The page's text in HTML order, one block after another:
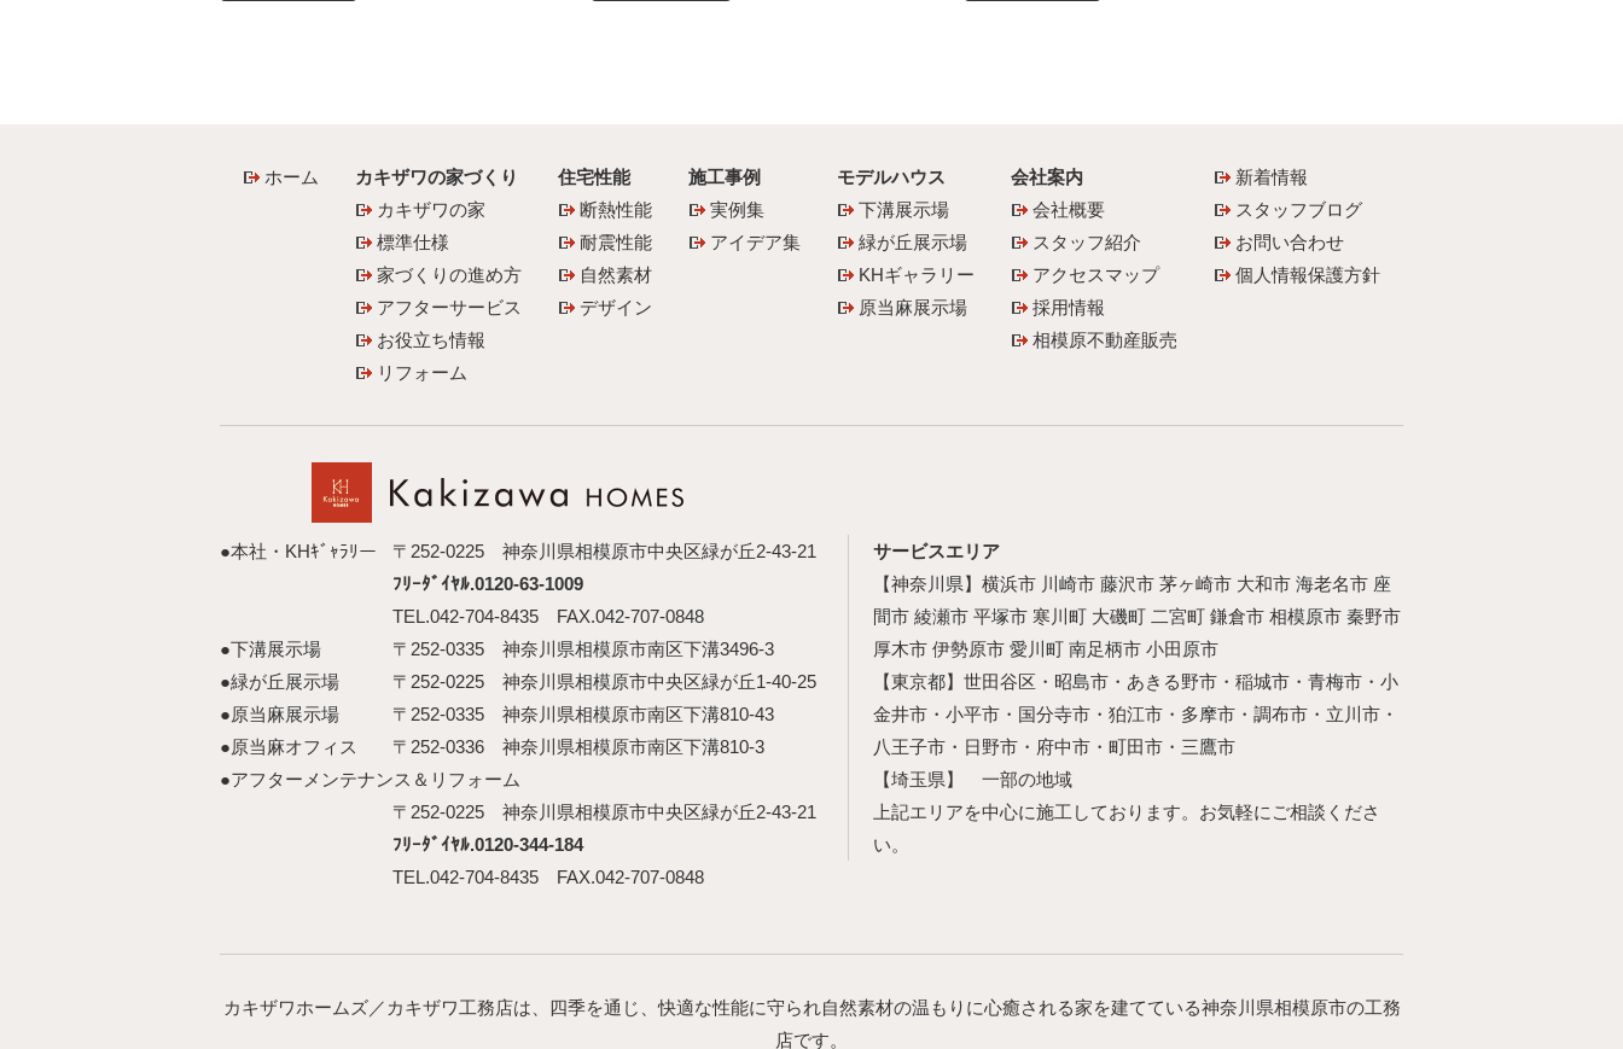
ホーム
カキザワの家づくり
カキザワの家
標準仕様
家づくりの進め方
アフターサービス
お役立ち情報
リフォーム
住宅性能
断熱性能
耐震性能
自然素材
デザイン
施工事例
実例集
アイデア集
モデルハウス
下溝展示場
緑が丘展示場
KHギャラリー
原当麻展示場
会社案内
会社概要
スタッフ紹介
アクセスマップ
採用情報
相模原不動産販売
新着情報
スタッフブログ
お問い合わせ
個人情報保護方針
●本社・KHｷﾞｬﾗﾘー
〒252-0225 神奈川県相模原市中央区緑が丘2-43-21
ﾌﾘｰﾀﾞｲﾔﾙ.0120-63-1009
TEL.042-704-8435 FAX.042-707-0848
●下溝展示場
〒252-0335 神奈川県相模原市南区下溝3496-3
●緑が丘展示場
〒252-0225 神奈川県相模原市中央区緑が丘1-40-25
●原当麻展示場
〒252-0335 神奈川県相模原市南区下溝810-43
●原当麻オフィス
〒252-0336 神奈川県相模原市南区下溝810-3
●アフターメンテナンス＆リフォーム
〒252-0225 神奈川県相模原市中央区緑が丘2-43-21
ﾌﾘｰﾀﾞｲﾔﾙ.0120-344-184
TEL.042-704-8435 FAX.042-707-0848
サービスエリア
【神奈川県】横浜市 川崎市 藤沢市 茅ヶ崎市 大和市 海老名市 座
間市 綾瀬市 平塚市 寒川町 大磯町 二宮町 鎌倉市 相模原市 秦野市
厚木市 伊勢原市 愛川町 南足柄市 小田原市
【東京都】世田谷区・昭島市・あきる野市・稲城市・青梅市・小
金井市・小平市・国分寺市・狛江市・多摩市・調布市・立川市・
八王子市・日野市・府中市・町田市・三鷹市
【埼玉県】 一部の地域
上記エリアを中心に施工しております。お気軽にご相談くださ
い。
カキザワホームズ／カキザワ工務店は、四季を通じ、快適な性能に守られ自然素材の温もりに心癒される家を建てている神奈川県相模原市の工務
店です。